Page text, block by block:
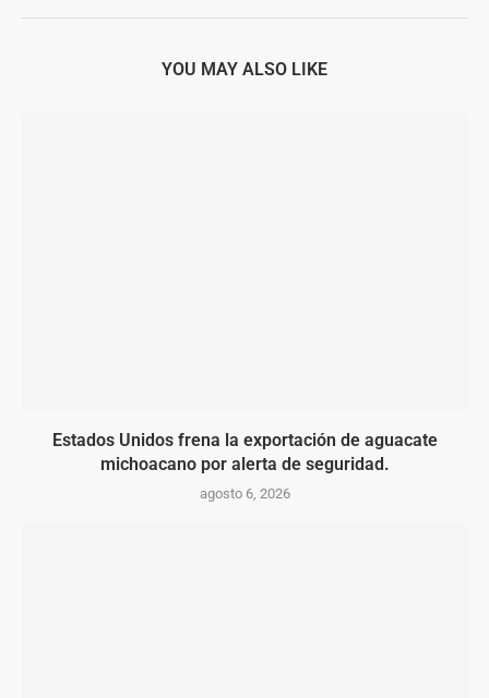
YOU MAY ALSO LIKE
Estados Unidos frena la exportación de aguacate
michoacano por alerta de seguridad.
agosto 6, 2026